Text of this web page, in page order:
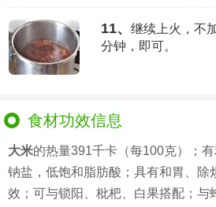
11、
继续上火，不
分钟，即可。
食材功效信息
大米的热量391千卡（每100克）；
钠盐，低饱和脂肪酸；具有和胃、除
效；可与锁阳、枇杷、白果搭配；与